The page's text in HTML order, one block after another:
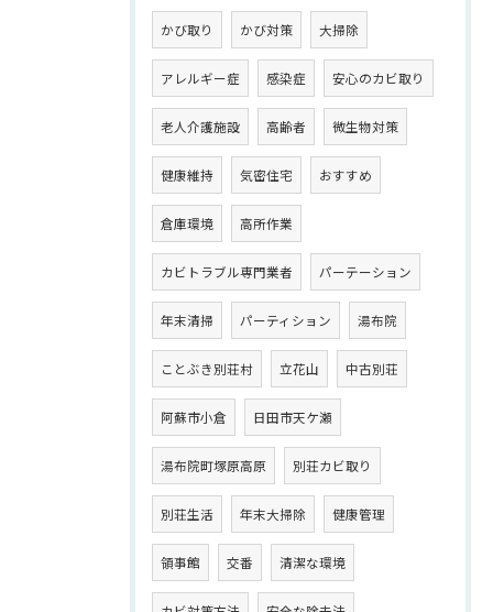
かび取り かび対策 大掃除
アレルギー症 感染症 安心のカビ取り
老人介護施設 高齢者 微生物対策
健康維持 気密住宅 おすすめ
倉庫環境 高所作業
カビトラブル専門業者 パーテーション
年末清掃 パーティション 湯布院
ことぶき別荘村 立花山 中古別荘
阿蘇市小倉 日田市天ケ瀬
湯布院町塚原高原 別荘カビ取り
別荘生活 年末大掃除 健康管理
領事館 交番 清潔な環境